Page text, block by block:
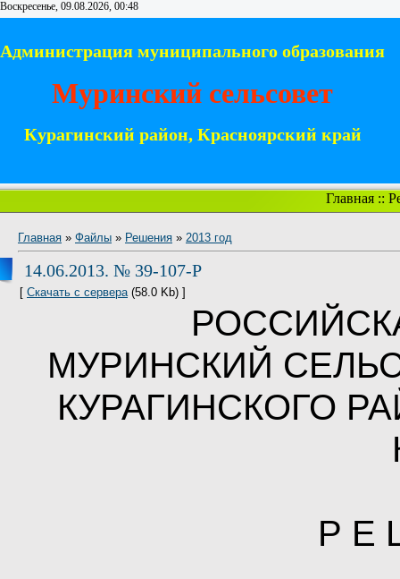
Воскресенье, 09.08.2026, 00:48
Администрация муниципального образования
Муринский сельсовет
Курагинский район, Красноярский край
Главная::
Главная » Файлы » Решения » 2013 год
14.06.2013. № 39-107-Р
[ Скачать с сервера(58.0 Kb) ]
МУРИНСКИЙ
КУРАГИНСКОГО
Р Е